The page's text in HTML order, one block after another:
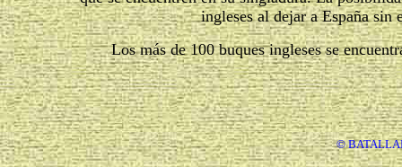
ingleses al dejar a España
Los más de 100 buques ingleses se
©